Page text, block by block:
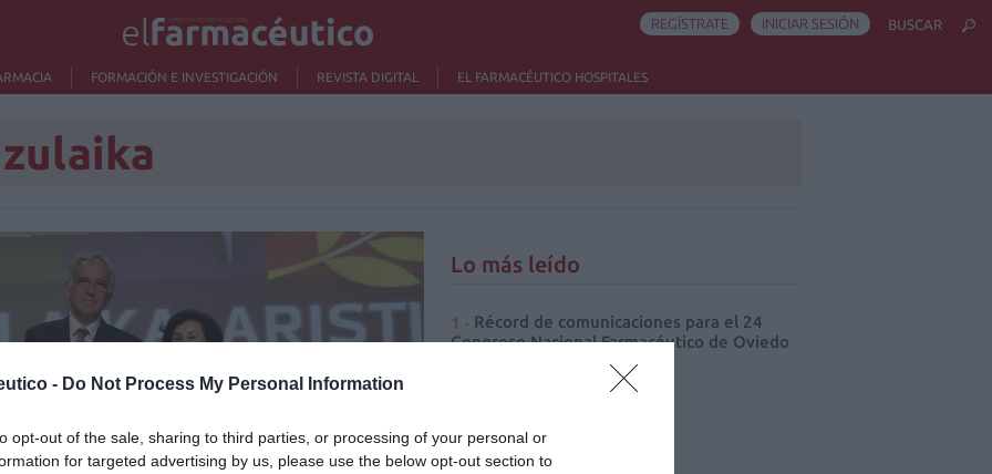
- Do Not Process My Personal Information
opt-out of the sale, sharing to third parties, or processing of your personal or
for targeted advertising by us, please use the below opt-out section to
FORMACIÓN E INVESTIGACIÓN REVISTA DIGITAL EL FARMACÉUTICO HOSPITALES
REGÍSTRATE INICIAR SESIÓN BUSCAR
Lo más leído
Récord de comunicaciones para el 24
Congreso Nacional Farmacéutico de Oviedo